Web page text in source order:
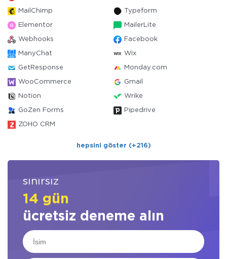
MailChimp Typeform
Elementor MailerLite
Webhooks Facebook
ManyChat Wix
GetResponse Monday.com
WooCommerce Gmail
Notion Wrike
GoZen Forms Pipedrive
ZOHO CRM
hepsini göster (+216)
sınırsız
14 gün
ücretsiz deneme alın